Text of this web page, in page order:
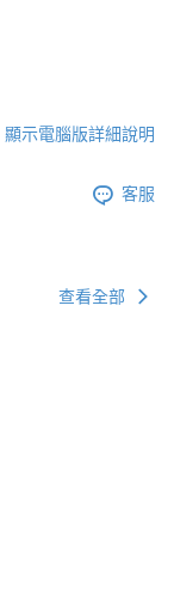
顯示電腦版詳細說明
客服
查看全部